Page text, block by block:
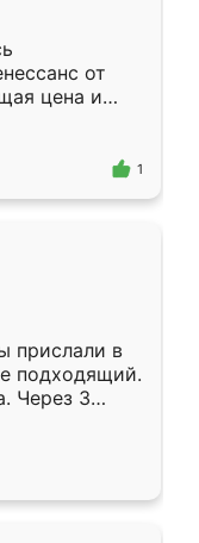
от
цена и
Приехавший
1
прислали в
подходящий.
Через 3
Остались